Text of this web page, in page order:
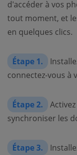
d'accéder à vos
tout moment, et
en quelques clics.
Étape 1.
connectez-vous à
Étape 2.
synchroniser les
Étape 3.